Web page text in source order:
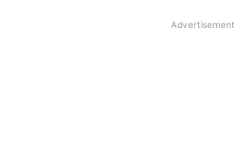
Advertisement